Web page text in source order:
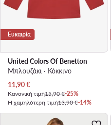
Ευκαιρία
United Colors Of Benetton
Μπλουζάκι · Κόκκινο
Τρέχουσα τιμή
11,90€
Κανονική τιμή15,90 €-25%
Η χαμηλότερη τιμή13,90 €-14%